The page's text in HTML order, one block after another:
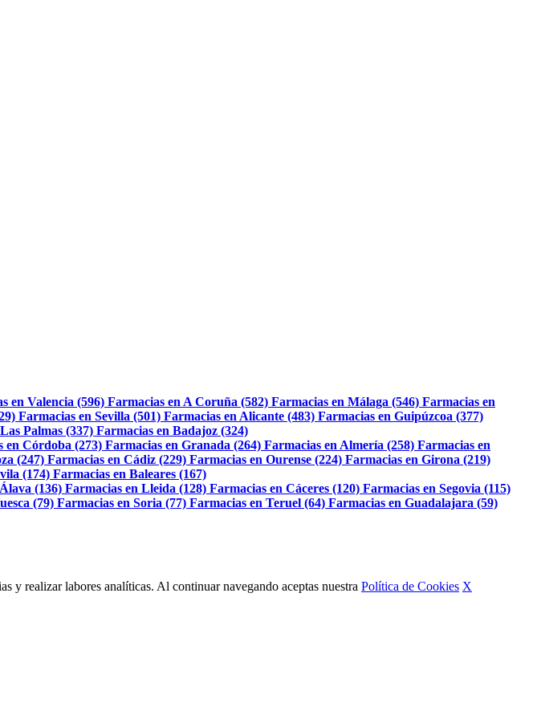
en Valencia (596) Farmacias en A Coruña (582) Farmacias en Málaga (546) Farmacias en
Farmacias en Sevilla (501) Farmacias en Alicante (483) Farmacias en Guipúzcoa (377)
Palmas (337) Farmacias en Badajoz (324)
en Córdoba (273) Farmacias en Granada (264) Farmacias en Almería (258) Farmacias en
(247) Farmacias en Cádiz (229) Farmacias en Ourense (224) Farmacias en Girona (219)
(174) Farmacias en Baleares (167)
(136) Farmacias en Lleida (128) Farmacias en Cáceres (120) Farmacias en Segovia (115)
(79) Farmacias en Soria (77) Farmacias en Teruel (64) Farmacias en Guadalajara (59)
y realizar labores analíticas. Al continuar navegando aceptas nuestra Política de Cookies X